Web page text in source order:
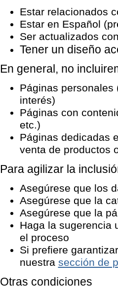
Estar relacionados
Estar en Español
Ser actualizados
Tener un diseño
En general, no
Páginas personales
interés)
Páginas con
etc.)
Páginas dedicadas
venta de productos
Para agilizar la
Asegúrese que los
Asegúrese que la
Asegúrese que la
Haga la sugerencia
el proceso
Si prefiere
nuestra sección de
Otras condiciones